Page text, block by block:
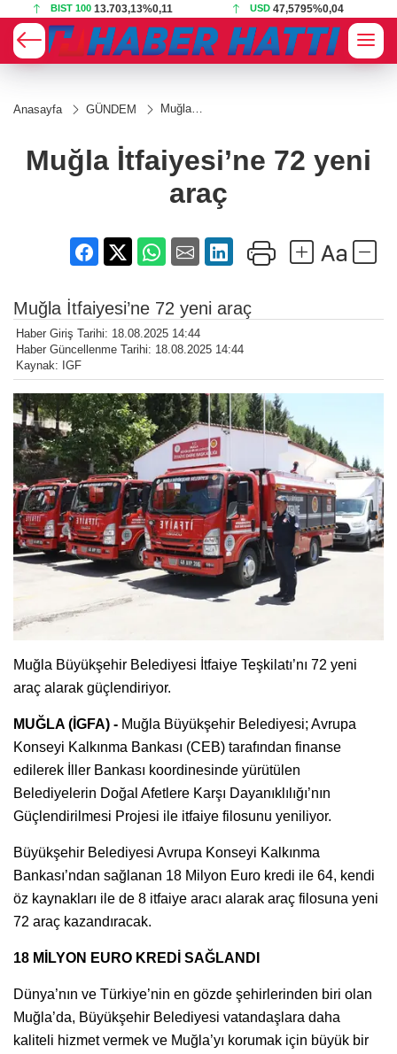
BIST 100 13.703,13%0,11 USD 47,5795%0,04
Anasayfa GÜNDEM
Muğla
araç
Muğla İtfaiyesi’ne 72 yeni
araç
Muğla İtfaiyesi’ne 72 yeni araç
Haber Giriş Tarihi: 18.08.2025 14:44
Haber Güncellenme Tarihi: 18.08.2025 14:44
Kaynak: IGF
Muğla Büyükşehir Belediyesi İtfaiye Teşkilatı’nı 72 yeni
araç alarak güçlendiriyor.
MUĞLA (İGFA) - Muğla Büyükşehir Belediyesi; Avrupa
Konseyi Kalkınma Bankası (CEB) tarafından finanse
edilerek İller Bankası koordinesinde yürütülen
Belediyelerin Doğal Afetlere Karşı Dayanıklılığı’nın
Güçlendirilmesi Projesi ile itfaiye filosunu yeniliyor.
Büyükşehir Belediyesi Avrupa Konseyi Kalkınma
Bankası’ndan sağlanan 18 Milyon Euro kredi ile 64, kendi
öz kaynakları ile de 8 itfaiye aracı alarak araç filosuna yeni
72 araç kazandıracak.
18 MİLYON EURO KREDİ SAĞLANDI
Dünya’nın ve Türkiye’nin en gözde şehirlerinden biri olan
Muğla’da, Büyükşehir Belediyesi vatandaşlara daha
kaliteli hizmet vermek ve Muğla’yı korumak için büyük bir